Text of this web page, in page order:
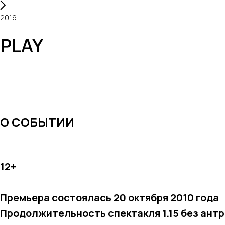
2019
PLAY
О СОБЫТИИ
12+
Премьера состоялась 20 октября 2010 года
Продолжительность спектакля 1.15 без